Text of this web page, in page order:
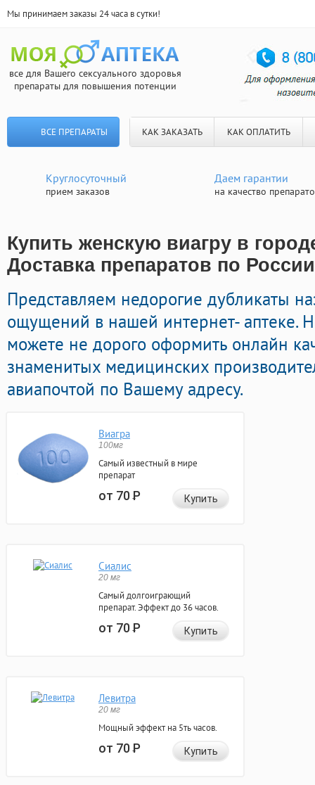
Мы принимаем заказы 24 часа в сутки!
все для Вашего сексуального здоровья
препараты для повышения потенции
ВСЕ ПРЕПАРАТЫ КАК ЗАКАЗАТЬ КАК ОПЛАТИТЬ
Круглосуточный
прием заказов
Даем гарантии
на качество
Купить женскую виагру в
Доставка препаратов по России
Представляем недорогие дубликаты
ощущений в нашей интернет- аптеке.
можете не дорого оформить онлайн
знаменитых медицинских
авиапочтой по Вашему адресу.
Виагра
100мг
Самый известный в мире
препарат
от 70Р Купить
Сиалис
20 мг
Самый долгоиграющий
препарат. Эффект до 36 часов.
от 70Р Купить
Левитра
20 мг
Мощный эффект на 5ть часов.
от 70Р Купить